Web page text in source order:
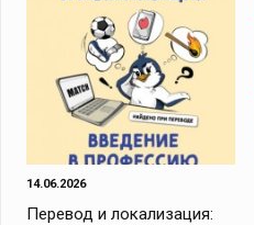
14.06.2026
Перевод и локализация: